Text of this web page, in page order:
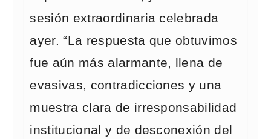
sesión extraordinaria celebrada
ayer. “La respuesta que obtuvimos
fue aún más alarmante, llena de
evasivas, contradicciones y una
muestra clara de irresponsabilidad
institucional y de desconexión del